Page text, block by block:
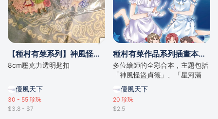
【種村有菜系列】神風怪盜貞德 / 星河滿月壓克力匙扣
8cm壓克力透明匙扣
優風天下
30 - 55 珍珠
$3.8 - $7
種村有菜作品系列插畫本「Eternal Star Trail」
多位繪師的全彩合本，主題包括
「神風怪盜貞德」、「星河滿
月」、「櫻姬華傳」等
優風天下
20 珍珠
$2.5